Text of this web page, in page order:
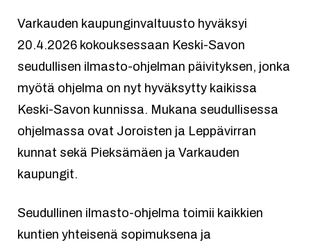
Varkauden kaupunginvaltuusto hyväksyi
20.4.2026 kokouksessaan Keski-Savon
seudullisen ilmasto-ohjelman päivityksen, jonka
myötä ohjelma on nyt hyväksytty kaikissa
Keski-Savon kunnissa. Mukana seudullisessa
ohjelmassa ovat Joroisten ja Leppävirran
kunnat sekä Pieksämäen ja Varkauden
kaupungit.
Seudullinen ilmasto-ohjelma toimii kaikkien
kuntien yhteisenä sopimuksena ja